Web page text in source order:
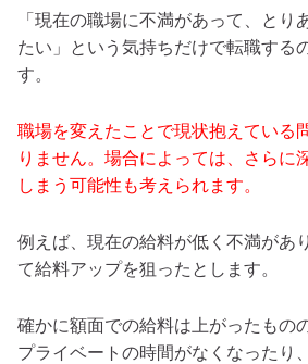
「現在の職場に不満があって、とり
たい」という気持ちだけで転職する
す。
職場を変えたことで現状抱えている
りません。場合によっては、さらに
しまう可能性も考えられます。
例えば、現在の給料が低く不満があ
て給料アップを狙ったとします。
確かに額面での給料は上がったもの
プライベートの時間がなくなったり